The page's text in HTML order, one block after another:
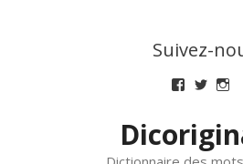
Suivez-
Voir
de
sur
Voir
de
sur
de
sur